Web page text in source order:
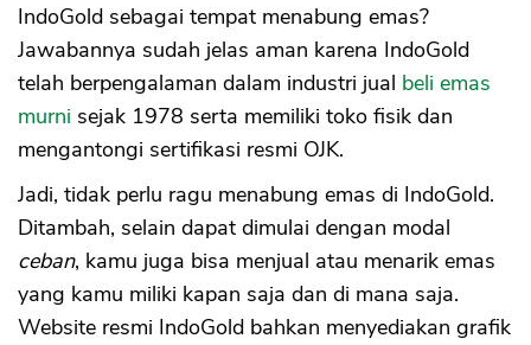
IndoGold sebagai tempat menabung emas?
Jawabannya sudah jelas aman karena IndoGold
telah berpengalaman dalam industri jual beli emas
murni sejak 1978 serta memiliki toko fisik dan
mengantongi sertifikasi resmi OJK.
Jadi, tidak perlu ragu menabung emas di IndoGold.
Ditambah, selain dapat dimulai dengan modal
ceban, kamu juga bisa menjual atau menarik emas
yang kamu miliki kapan saja dan di mana saja.
Website resmi IndoGold bahkan menyediakan grafik